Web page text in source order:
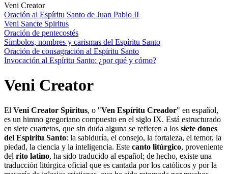
Veni Creator
Oración al Espíritu Santo de Juan Pablo II
Veni Sancte Spiritus
Oración de pentecostés
Símbolos, nombres y carismas del Espíritu Santo
Oración de consagración al Espíritu Santo
Invocación al Espíritu Santo: ¿por qué y cómo?
Veni Creator
El Veni Creator Spiritus, o "Ven Espíritu Creador" en español,
es un himno gregoriano compuesto en el siglo IX. Está estructurado
en siete cuartetos, que sin duda alguna se refieren a los siete dones
del Espíritu Santo: la sabiduría, el consejo, la fortaleza, el temor, la
piedad, la ciencia y la inteligencia. Este canto litúrgico, proveniente
del rito latino, ha sido traducido al español; de hecho, existe una
traducción litúrgica oficial que es cantada por los católicos y por la